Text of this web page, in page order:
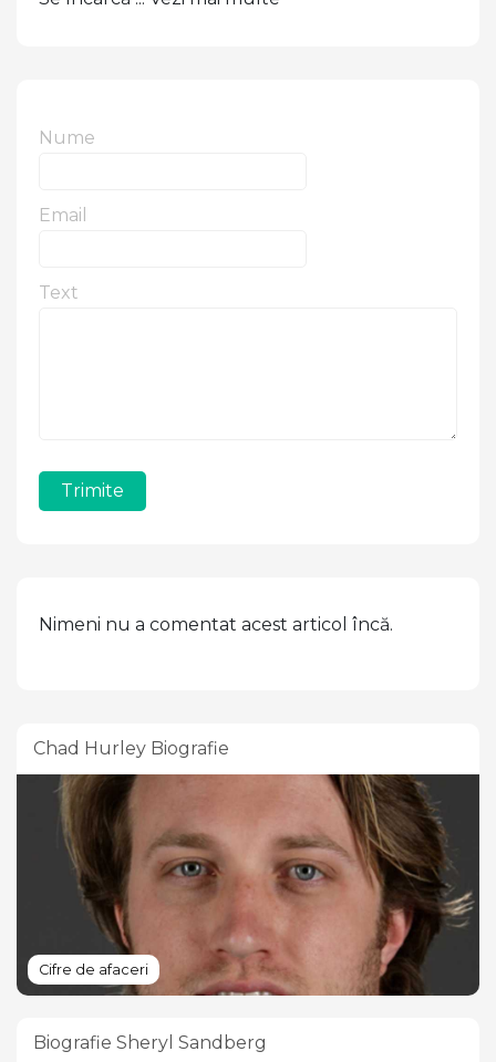
Nume
Email
Text
Trimite
Nimeni nu a comentat acest articol încă.
Chad Hurley Biografie
Cifre de afaceri
Biografie Sheryl Sandberg